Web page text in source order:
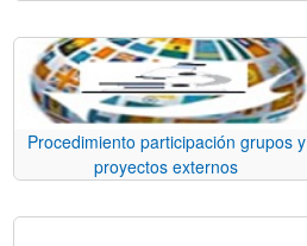
Procedimiento participación grupos y
proyectos externos